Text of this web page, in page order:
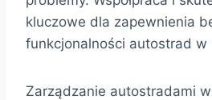
kluczowe dla zapewnienia
funkcjonalności autostrad w
Zarządzanie autostradami